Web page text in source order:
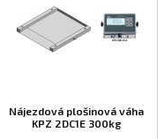
Nájezdová plošinová váha
KPZ 2DC1E 300kg